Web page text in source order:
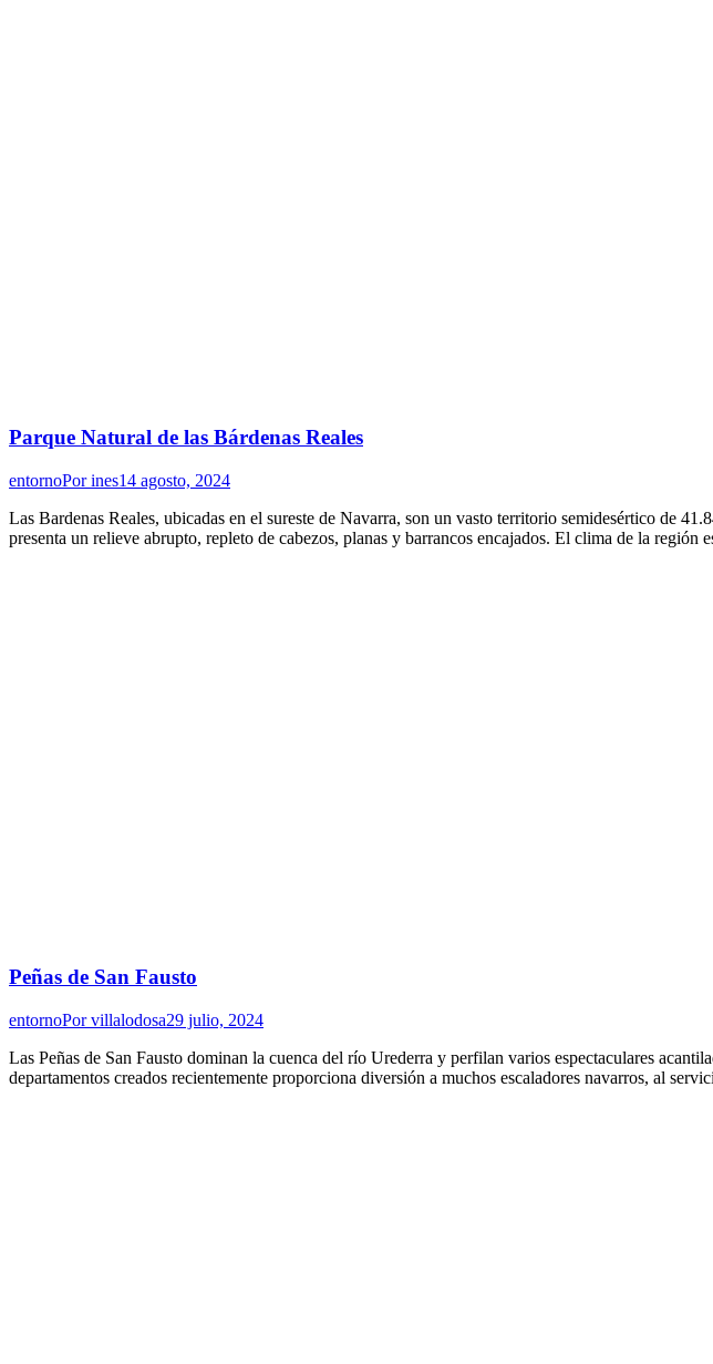
Parque Natural de las Bárdenas Reales
entornoPorines14 agosto, 2024
Las Bardenas Reales, ubicadas en el sureste de Navarra, son un vasto territorio semidesértico de
presenta un relieve abrupto, repleto de cabezos, planas y barrancos encajados. El clima de la
Peñas de San Fausto
entornoPorvillalodosa29 julio, 2024
Las Peñas de San Fausto dominan la cuenca del río Urederra y perfilan varios espectaculares
departamentos creados recientemente proporciona diversión a muchos escaladores navarros, al